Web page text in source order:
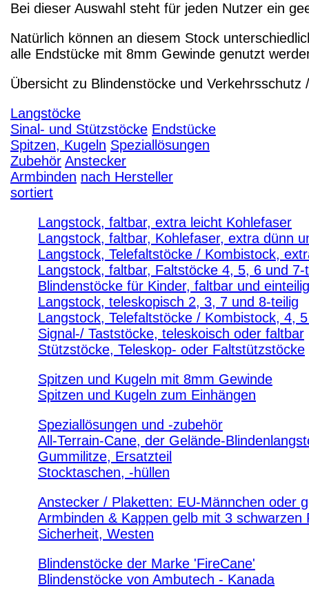
Bei dieser Auswahl steht für jeden Nutzer ein
Natürlich können an diesem Stock
alle Endstücke mit 8mm Gewinde genutzt
Übersicht zu Blindenstöcke und Verkehrsschutz
Langstöcke
Sinal- und Stützstöcke Endstücke
Spitzen, Kugeln Speziallösungen
Zubehör Anstecker
Armbinden nach Hersteller
sortiert
Langstock, faltbar, extra leicht Kohlefaser
Langstock, faltbar, Kohlefaser, extra dünn
Langstock, Telefaltstöcke / Kombistock,
Langstock, faltbar, Faltstöcke 4, 5, 6 und 7-
Blindenstöcke für Kinder, faltbar und einteilig
Langstock, teleskopisch 2, 3, 7 und 8-teilig
Langstock, Telefaltstöcke / Kombistock, 4,
Signal-/ Taststöcke, teleskoisch oder faltbar
Stützstöcke, Teleskop- oder Faltstützstöcke
Spitzen und Kugeln mit 8mm Gewinde
Spitzen und Kugeln zum Einhängen
Speziallösungen und -zubehör
All-Terrain-Cane, der Gelände-
Gummilitze, Ersatzteil
Stocktaschen, -hüllen
Anstecker / Plaketten: EU-Männchen oder
Armbinden & Kappen gelb mit 3 schwarzen
Sicherheit, Westen
Blindenstöcke der Marke 'FireCane'
Blindenstöcke von Ambutech - Kanada